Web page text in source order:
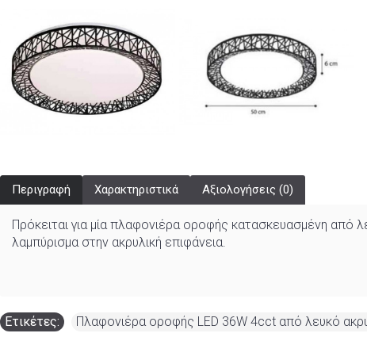
Περιγραφή Χαρακτηριστικά Αξιολογήσεις (0)
Πρόκειται για μία πλαφονιέρα οροφής κατασκευασμένη από
λαμπύρισμα στην ακρυλική επιφάνεια.
Ετικέτες: Πλαφονιέρα οροφής LED 36W 4cct από λευκό